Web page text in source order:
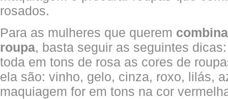
rosados.
Para as mulheres que querem
roupa, basta seguir as seguintes
toda em tons de rosa as cores de
ela são: vinho, gelo, cinza, roxo, lilás,
maquiagem for em tons na cor